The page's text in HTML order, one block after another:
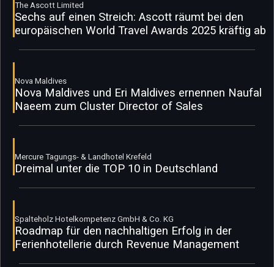
The Ascott Limited
Sechs auf einen Streich: Ascott räumt bei den
europäischen World Travel Awards 2025 kräftig ab
Nova Maldives
Nova Maldives und Eri Maldives ernennen Naufal
Naeem zum Cluster Director of Sales
Mercure Tagungs- & Landhotel Krefeld
Dreimal unter die TOP 10 in Deutschland
Spalteholz Hotelkompetenz GmbH & Co. KG
Roadmap für den nachhaltigen Erfolg in der
Ferienhotellerie durch Revenue Management